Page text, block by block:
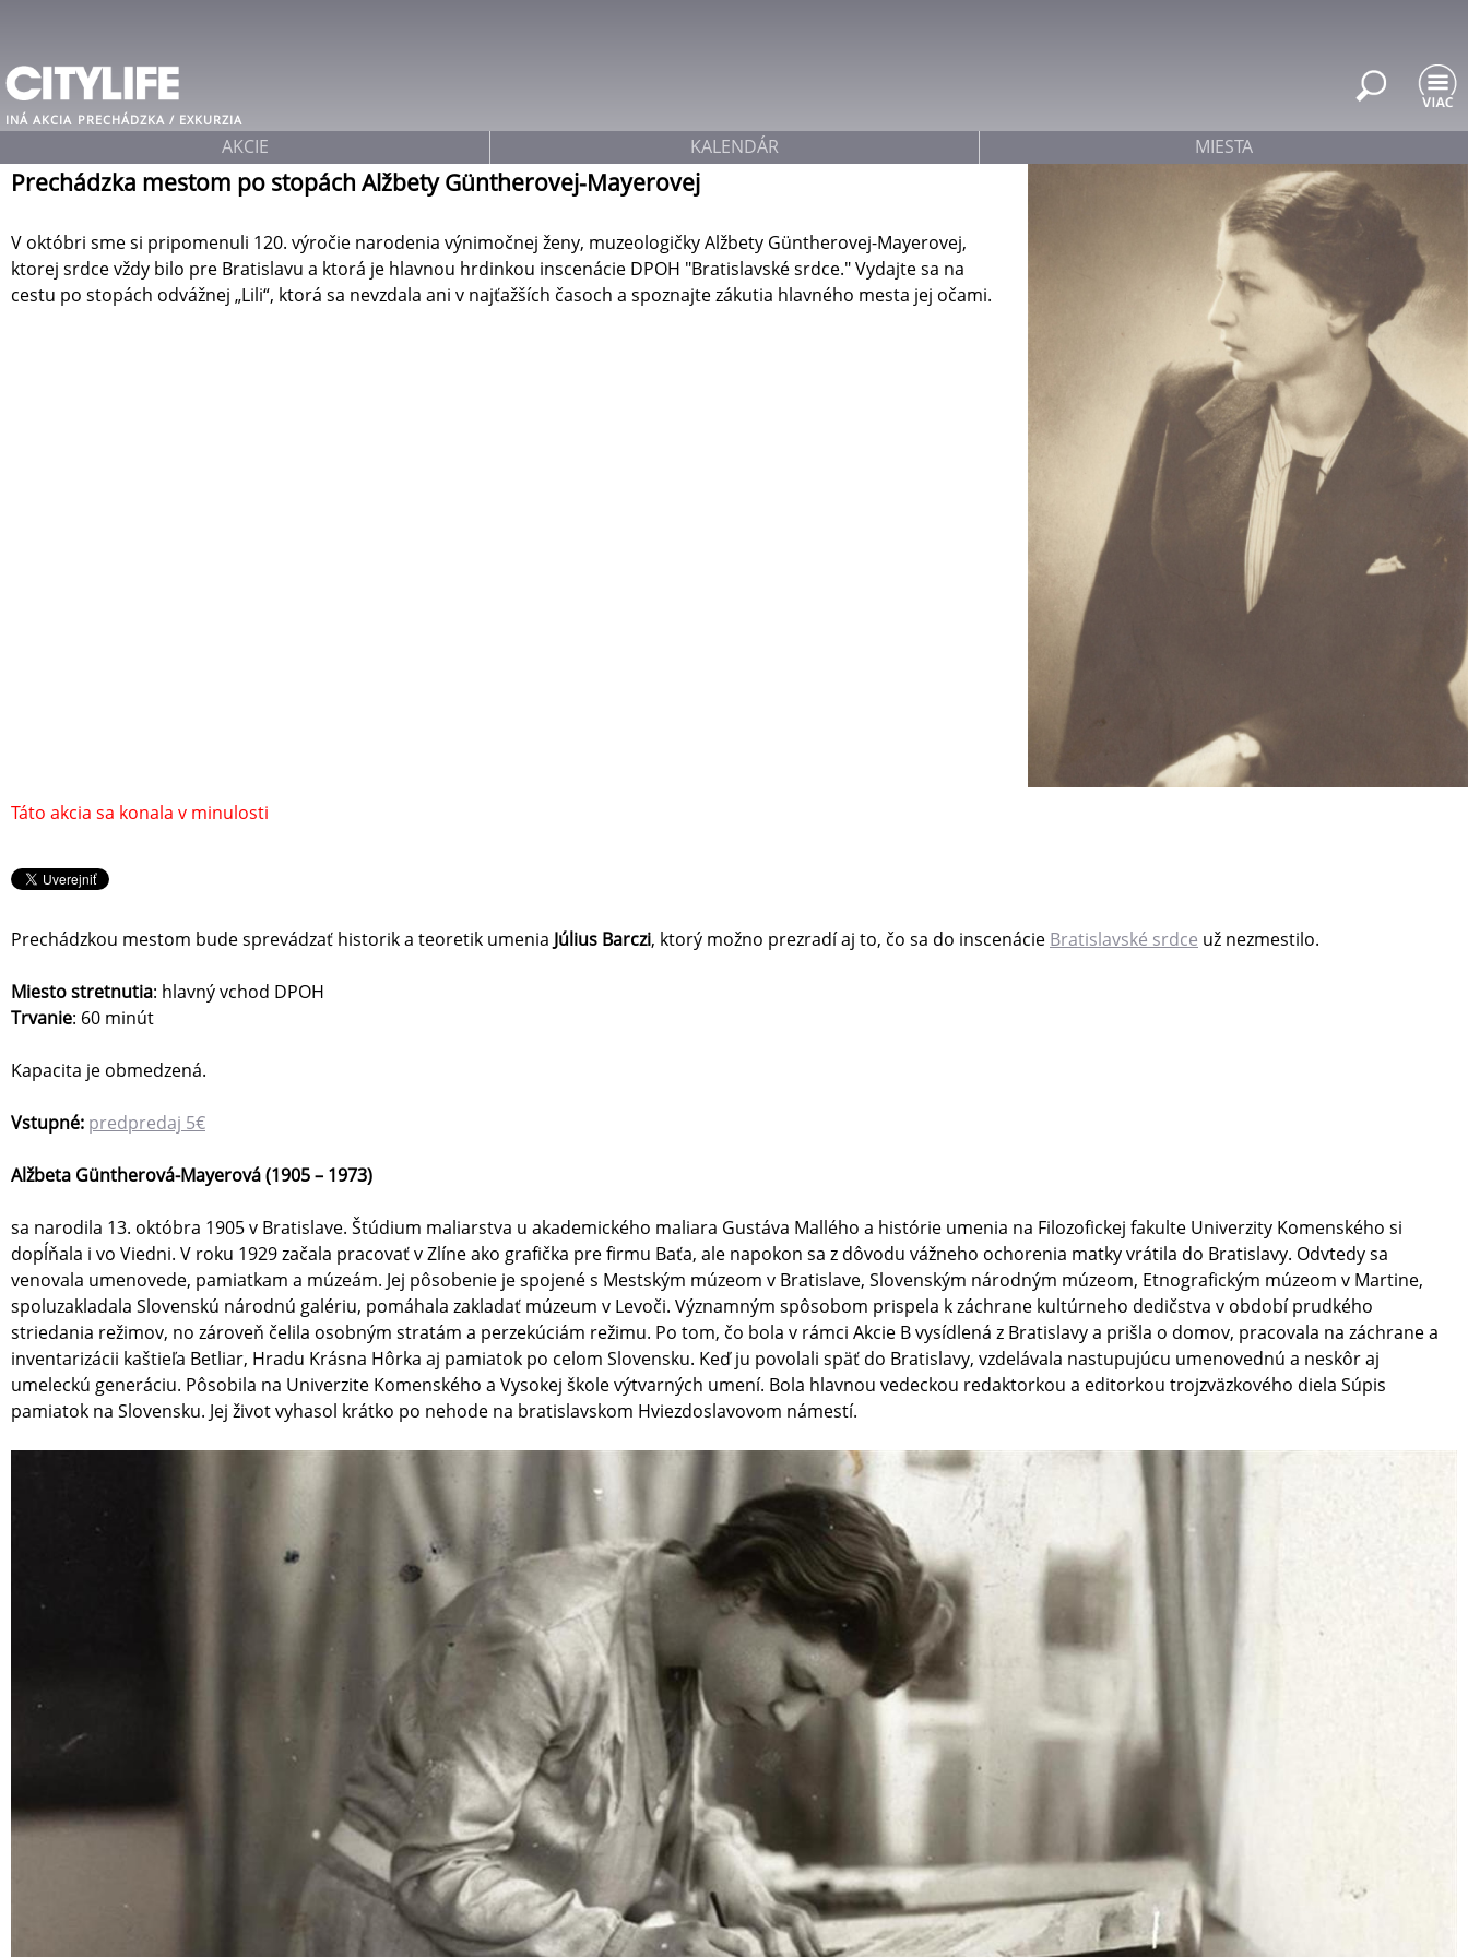
INÁ AKCIA PRECHÁDZKA / EXKURZIA
Prechádzka mestom po stopách Alžbety Güntherovej-Mayerovej
V októbri sme si pripomenuli 120. výročie narodenia výnimočnej ženy, muzeologičky Alžbety Güntherovej-Mayerovej,
ktorej srdce vždy bilo pre Bratislavu a ktorá je hlavnou hrdinkou inscenácie DPOH "Bratislavské srdce." Vydajte sa na
cestu po stopách odvážnej „Lili“, ktorá sa nevzdala ani v najťažších časoch a spoznajte zákutia hlavného mesta jej očami.
Táto akcia sa konala v minulosti
Prechádzkou mestom bude sprevádzať historik a teoretik umenia Július Barczi, ktorý možno prezradí aj to, čo sa do inscenácie Bratislavské srdce už nezmestilo.
Miesto stretnutia: hlavný vchod DPOH
Trvanie: 60 minút
Kapacita je obmedzená.
Vstupné: predpredaj 5€
Alžbeta Güntherová-Mayerová (1905 – 1973)
sa narodila 13. októbra 1905 v Bratislave. Štúdium maliarstva u akademického maliara Gustáva Mallého a histórie umenia na Filozofickej fakulte Univerzity Komenského si
dopĺňala i vo Viedni. V roku 1929 začala pracovať v Zlíne ako grafička pre firmu Baťa, ale napokon sa z dôvodu vážneho ochorenia matky vrátila do Bratislavy. Odvtedy sa
venovala umenovede, pamiatkam a múzeám. Jej pôsobenie je spojené s Mestským múzeom v Bratislave, Slovenským národným múzeom, Etnografickým múzeom v Martine,
spoluzakladala Slovenskú národnú galériu, pomáhala zakladať múzeum v Levoči. Významným spôsobom prispela k záchrane kultúrneho dedičstva v období prudkého
striedania režimov, no zároveň čelila osobným stratám a perzekúciám režimu. Po tom, čo bola v rámci Akcie B vysídlená z Bratislavy a prišla o domov, pracovala na záchrane a
inventarizácii kaštieľa Betliar, Hradu Krásna Hôrka aj pamiatok po celom Slovensku. Keď ju povolali späť do Bratislavy, vzdelávala nastupujúcu umenovednú a neskôr aj
umeleckú generáciu. Pôsobila na Univerzite Komenského a Vysokej škole výtvarných umení. Bola hlavnou vedeckou redaktorkou a editorkou trojzväzkového diela Súpis
pamiatok na Slovensku. Jej život vyhasol krátko po nehode na bratislavskom Hviezdoslavovom námestí.
AKCIE KALENDÁR MIESTA